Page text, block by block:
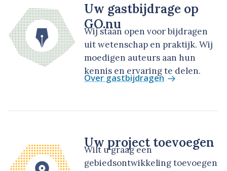
Uw gastbijdrage op
GO.nu
Wij staan open voor bijdragen
uit wetenschap en praktijk. Wij
moedigen auteurs aan hun
kennis en ervaring te delen.
Over gastbijdragen
Uw project toevoegen
Wilt u graag een
gebiedsontwikkeling toevoegen